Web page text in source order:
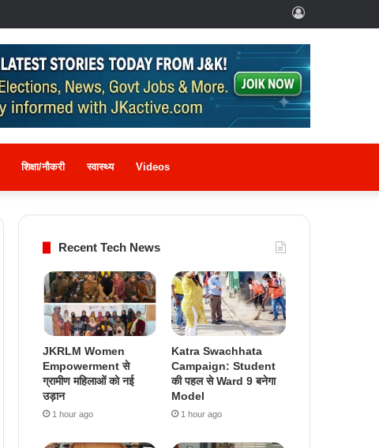
In
शिक्षा/नौकरी स्वास्थ्य Videos
Recent Tech News
JKRLM Women
Empowerment से
ग्रामीण महिलाओं को नई
उड़ान
1 hour ago
Katra Swachhata
Campaign: Student
की पहल से Ward 9 बनेगा
Model
1 hour ago